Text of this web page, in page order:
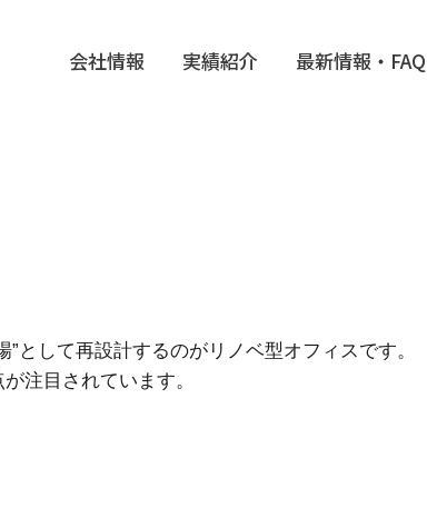
会社情報 実績紹介 最新情報・FAQ
として再設計するのがリノベ型オフィスです。
注目されています。